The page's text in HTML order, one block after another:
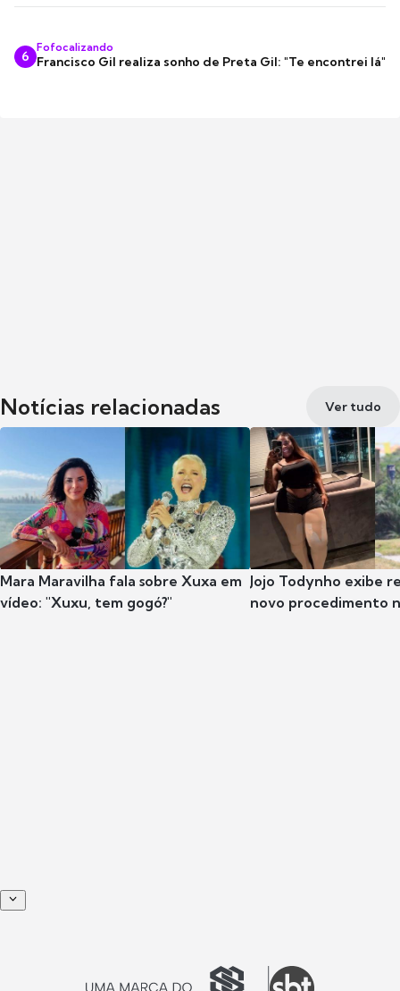
6
Fofocalizando
Francisco Gil realiza sonho de Preta Gil: "Te encontrei lá"
Notícias relacionadas Ver tudo
Mara Maravilha fala sobre Xuxa em
vídeo: "Xuxu, tem gogó?"
Jojo Todynho exibe
novo procedimento